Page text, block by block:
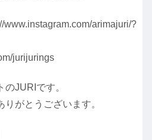
www.instagram.com/arimajuri/?
jurijurings
JURIです。
がとうございます。